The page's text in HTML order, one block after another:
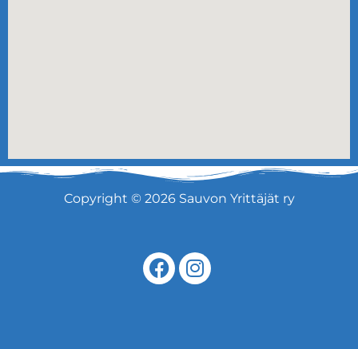
Copyright © 2026 Sauvon Yrittäjät ry